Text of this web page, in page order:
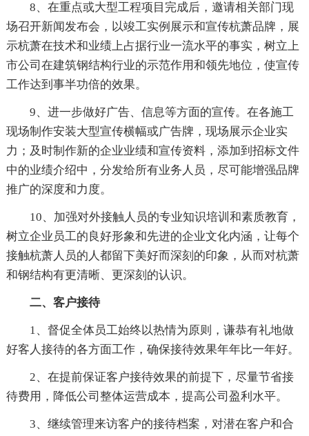
8、在重点或大型工程项目完成后，邀请相关部门现
场召开新闻发布会，以竣工实例展示和宣传杭萧品牌，展
示杭萧在技术和业绩上占据行业一流水平的事实，树立上
市公司在建筑钢结构行业的示范作用和领先地位，使宣传
工作达到事半功倍的效果。
9、进一步做好广告、信息等方面的宣传。在各施工
现场制作安装大型宣传横幅或广告牌，现场展示企业实
力；及时制作新的企业业绩和宣传资料，添加到招标文件
中的业绩介绍中，分发给所有业务人员，尽可能增强品牌
推广的深度和力度。
10、加强对外接触人员的专业知识培训和素质教育，
树立企业员工的良好形象和先进的企业文化内涵，让每个
接触杭萧人员的人都留下美好而深刻的印象，从而对杭萧
和钢结构有更清晰、更深刻的认识。
二、客户接待
1、督促全体员工始终以热情为原则，谦恭有礼地做
好客人接待的各方面工作，确保接待效果年年比一年好。
2、在提前保证客户接待效果的前提下，尽量节省接
待费用，降低公司整体运营成本，提高公司盈利水平。
3、继续管理来访客户的接待档案，对潜在客户和合